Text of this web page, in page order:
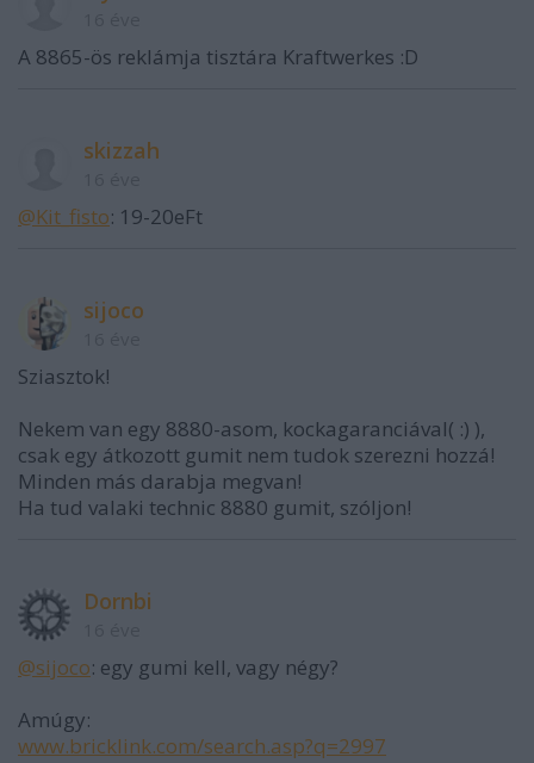
A 8865-ös reklámja tisztára Kraftwerkes :D
skizzah
@Kit_fisto: 19-20eFt
sijoco
Sziasztok!
Nekem van egy 8880-asom, kockagaranciával( :) ),
csak egy átkozott gumit nem tudok szerezni hozzá!
Minden más darabja megvan!
Ha tud valaki technic 8880 gumit, szóljon!
Dornbi
@sijoco: egy gumi kell, vagy négy?
Amúgy:
www.bricklink.com/search.asp?q=2997